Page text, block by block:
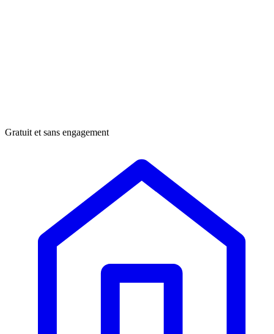
Gratuit et sans engagement